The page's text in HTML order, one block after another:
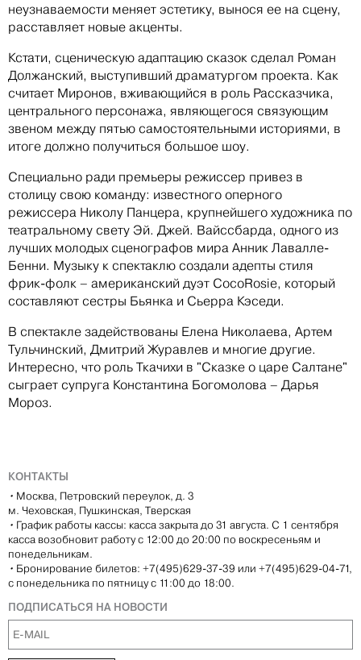
неузнаваемости меняет эстетику, вынося ее на сцену,
расставляет новые акценты.
Кстати, сценическую адаптацию сказок сделал Роман
Должанский, выступивший драматургом проекта. Как
считает Миронов, вживающийся в роль Рассказчика,
центрального персонажа, являющегося связующим
звеном между пятью самостоятельными историями, в
итоге должно получиться большое шоу.
Специально ради премьеры режиссер привез в
столицу свою команду: известного оперного
режиссера Николу Панцера, крупнейшего художника по
театральному свету Эй. Джей. Вайссбарда, одного из
лучших молодых сценографов мира Анник Лавалле-
Бенни. Музыку к спектаклю создали адепты стиля
фрик-фолк – американский дуэт CocoRosie, который
составляют сестры Бьянка и Сьерра Кэседи.
В спектакле задействованы Елена Николаева, Артем
Тульчинский, Дмитрий Журавлев и многие другие.
Интересно, что роль Ткачихи в "Сказке о царе Салтане"
сыграет супруга Константина Богомолова – Дарья
Мороз.
КОНТАКТЫ
• Москва, Петровский переулок, д. 3
м. Чеховская, Пушкинская, Тверская
• График работы кассы: касса закрыта до 31 августа. С 1 сентября
касса возобновит работу с 12:00 до 20:00 по воскресеньям и
понедельникам.
• Бронирование билетов: +7(495)629-37-39 или +7(495)629-04-71,
с понедельника по пятницу с 11:00 до 18:00.
ПОДПИСАТЬСЯ НА НОВОСТИ